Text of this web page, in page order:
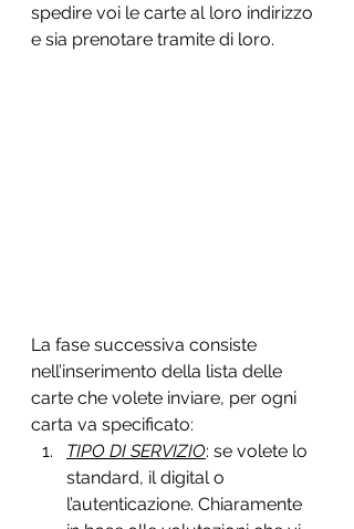
spedire voi le carte al loro indirizzo
e sia prenotare tramite di loro.
La fase successiva consiste
nell’inserimento della lista delle
carte che volete inviare, per ogni
carta va specificato:
TIPO DI SERVIZIO: se volete lo
standard, il digital o
l’autenticazione. Chiaramente